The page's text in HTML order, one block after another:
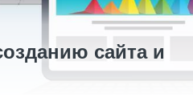
сайта и